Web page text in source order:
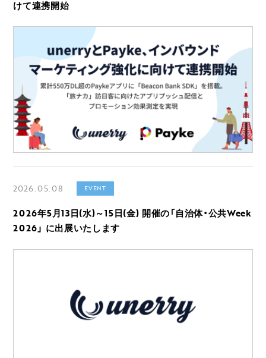
けて連携開始
2026.05.08 EVENT
2026年5月13日(水)～15日(金) 開催の「自治体・公共Week
2026」 に出展いたします